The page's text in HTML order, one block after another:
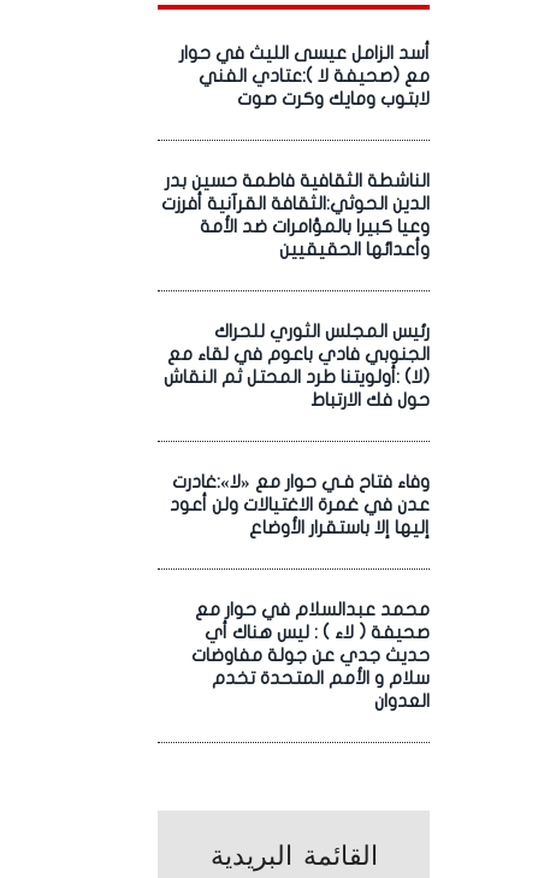
أسد الزامل عيسى الليث في حوار
مع (صحيفة لا ):عتادي الفني
لابتوب ومايك وكرت صوت
الناشطة الثقافية فاطمة حسين بدر
الدين الحوثي:الثقافة القرآنية أفرزت
وعيا كبيرا بالمؤامرات ضد الأمة
وأعدائها الحقيقيين
رئيس المجلس الثوري للحراك
الجنوبي فادي باعوم في لقاء مع
(لا) :أولويتنا طرد المحتل ثم النقاش
حول فك الارتباط
وفاء فتاح فـي حوار مع «لا»:غادرت
عدن في غمرة الاغتيالات ولن أعود
إليها إلا باستقرار الأوضاع
محمد عبدالسلام في حوار مع
صحيفة ( لاء ) : ليس هناك أي
حديث جدي عن جولة مفاوضات
سلام و الأمم المتحدة تخدم
العدوان
القائمة البريدية